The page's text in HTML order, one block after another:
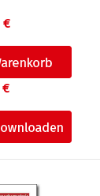
€
€